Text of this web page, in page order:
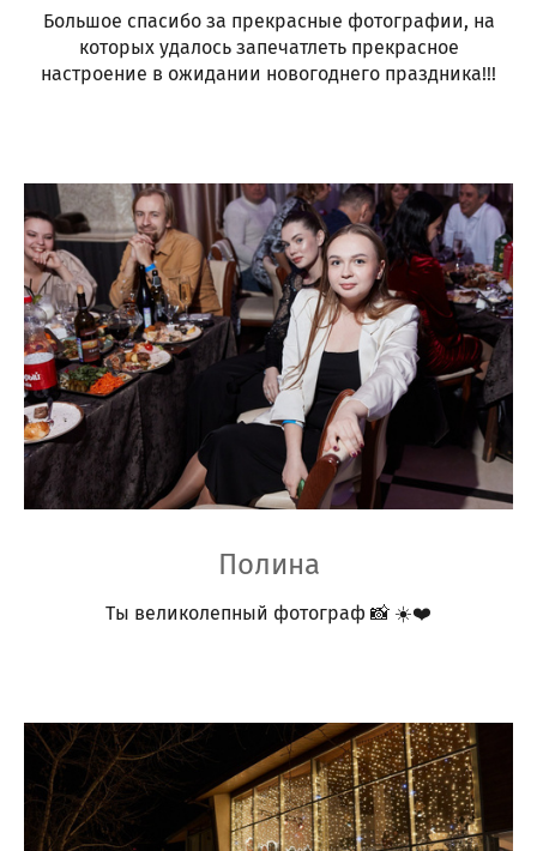
Большое спасибо за прекрасные фотографии, на
которых удалось запечатлеть прекрасное
настроение в ожидании новогоднего праздника!!!
Полина
Ты великолепный фотограф 📸 ☀️❤️